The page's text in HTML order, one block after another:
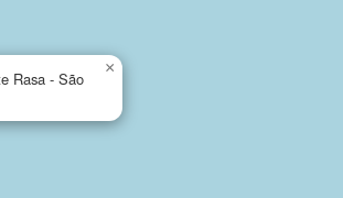
Rasa - São
×